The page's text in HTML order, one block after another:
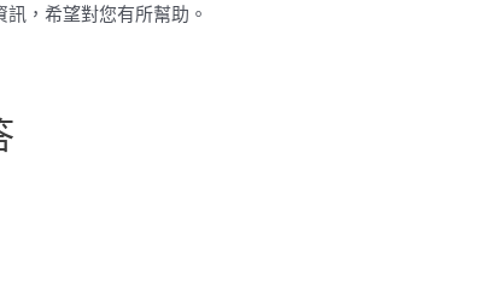
，希望對您有所幫助。